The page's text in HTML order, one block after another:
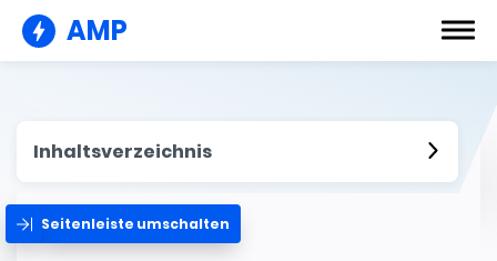
AMP
Inhaltsverzeichnis
Seitenleiste umschalten